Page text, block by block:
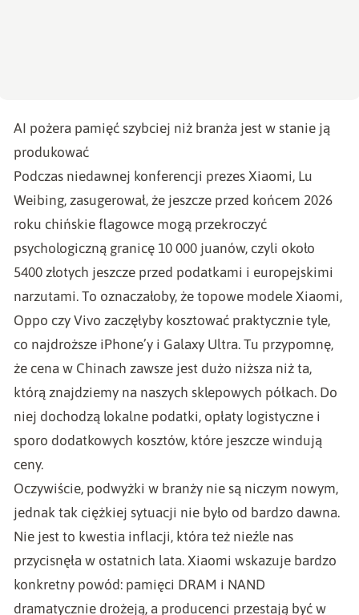
AI pożera pamięć szybciej niż branża jest w stanie ją
produkować
Podczas niedawnej konferencji prezes Xiaomi, Lu
Weibing, zasugerował, że jeszcze przed końcem 2026
roku chińskie flagowce mogą przekroczyć
psychologiczną granicę 10 000 juanów, czyli około
5400 złotych jeszcze przed podatkami i europejskimi
narzutami. To oznaczałoby, że topowe modele Xiaomi,
Oppo czy Vivo zaczęłyby kosztować praktycznie tyle,
co najdroższe iPhone’y i Galaxy Ultra. Tu przypomnę,
że cena w Chinach zawsze jest dużo niższa niż ta,
którą znajdziemy na naszych sklepowych półkach. Do
niej dochodzą lokalne podatki, opłaty logistyczne i
sporo dodatkowych kosztów, które jeszcze windują
ceny.
Oczywiście, podwyżki w branży nie są niczym nowym,
jednak tak ciężkiej sytuacji nie było od bardzo dawna.
Nie jest to kwestia inflacji, która też nieźle nas
przycisnęła w ostatnich lata. Xiaomi wskazuje bardzo
konkretny powód: pamięci DRAM i NAND
dramatycznie drożeją, a producenci przestają być w